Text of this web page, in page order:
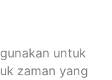
untuk
zaman yang